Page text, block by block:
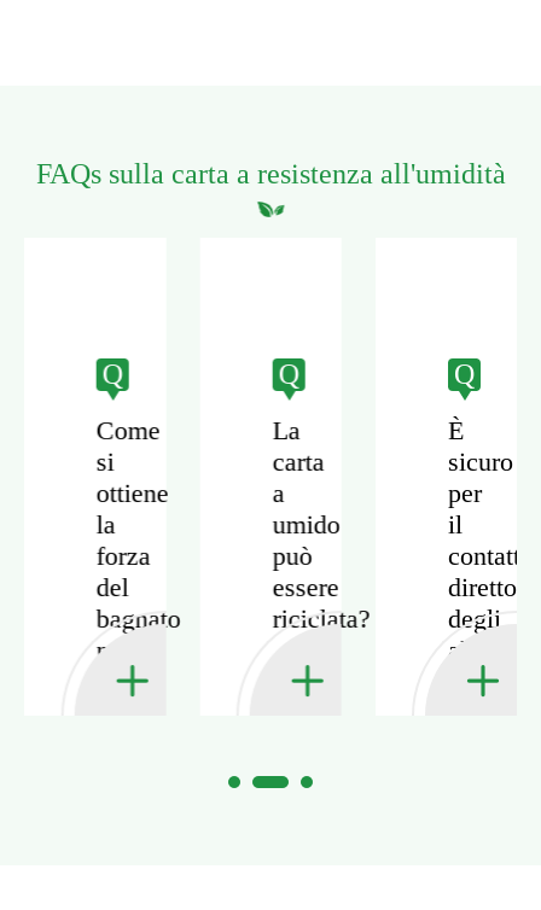
FAQs sulla carta a resistenza all'umidità
Q
Come
si
ottiene
la
forza
del
bagnato
nella
carta?
Q
La
carta
a
umido
può
essere
riciclata?
Q
È
sicuro
per
il
contatto
diretto
degli